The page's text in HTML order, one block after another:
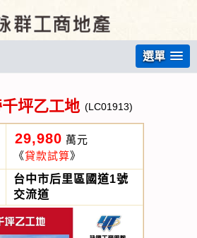
選單
坪乙工地 (LC01913)
29,980 萬元
《貸款試算》
台中市后里區國道1號
交流道